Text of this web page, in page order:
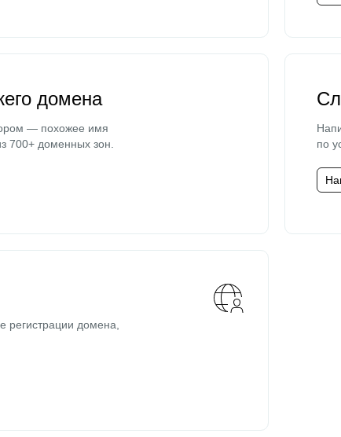
домена
— похожее имя
700+ доменных зон.
по
регистрации домена,